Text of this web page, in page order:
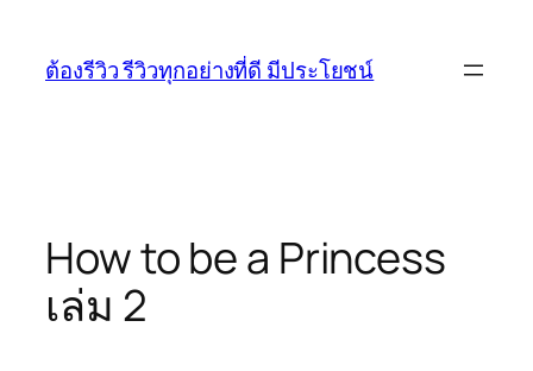
content
ต้องรีวิว รีวิวทุกอย่างที่ดี มีประโยชน์
How to be a Princess
เล่ม 2